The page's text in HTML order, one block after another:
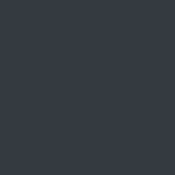
Список пунктов
телефны и адреса.
технического осмотра.
телефны и адреса.